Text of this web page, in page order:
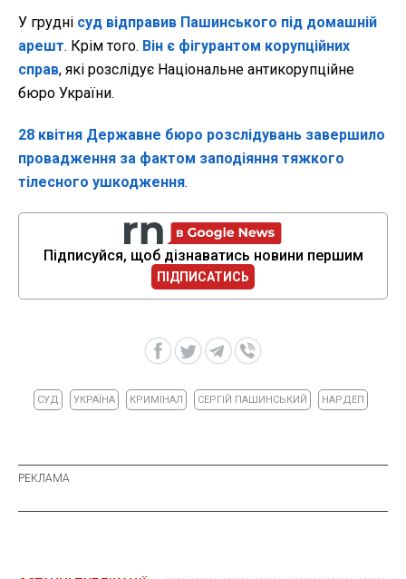
У грудні суд відправив Пашинського під домашній
арешт. Крім того. Він є фігурантом корупційних
справ, які розслідує Національне антикорупційне
бюро України.
28 квітня Державне бюро розслідувань завершило
провадження за фактом заподіяння тяжкого
тілесного ушкодження.
Підписуйся, щоб дізнаватись новини першим
ПІДПИСАТИСЬ
СУД УКРАЇНА КРИМІНАЛ СЕРГІЙ ПАШИНСЬКИЙ НАРДЕП